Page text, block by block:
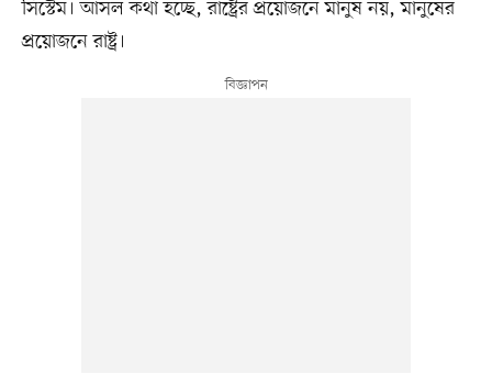
সিস্টেম। আসল কথা হচ্ছে, রাষ্ট্রের প্রয়োজনে মানুষ নয়, মানুষের
প্রয়োজনে রাষ্ট্র।